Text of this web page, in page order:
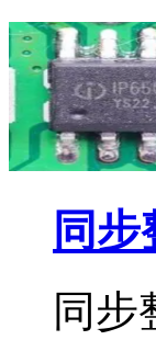
同
同步